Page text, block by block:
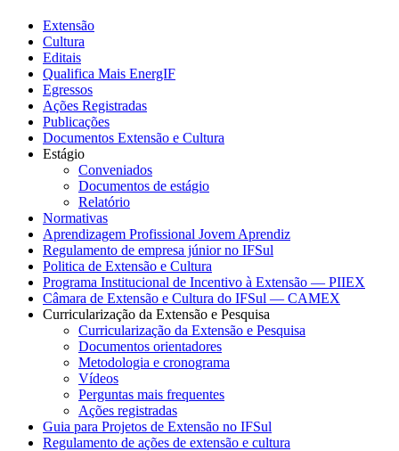
Extensão
Cultura
Editais
Qualifica Mais EnergIF
Egressos
Ações Registradas
Publicações
Documentos Extensão e Cultura
Estágio
Conveniados
Documentos de estágio
Relatório
Normativas
Aprendizagem Profissional Jovem Aprendiz
Regulamento de empresa júnior no IFSul
Politica de Extensão e Cultura
Programa Institucional de Incentivo à Extensão — PIIEX
Câmara de Extensão e Cultura do IFSul — CAMEX
Curricularização da Extensão e Pesquisa
Curricularização da Extensão e Pesquisa
Documentos orientadores
Metodologia e cronograma
Vídeos
Perguntas mais frequentes
Ações registradas
Guia para Projetos de Extensão no IFSul
Regulamento de ações de extensão e cultura